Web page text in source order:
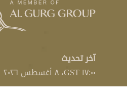
آخر تحديث
١٧:٠٠ GST، ٨ أغسطس ٢٠٢٦